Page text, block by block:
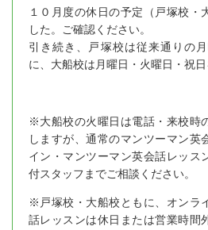
１０月度の休日の予定（戸塚校・
した。ご確認ください。
引き続き、戸塚校は従来通りの
に、大船校は月曜日・火曜日・祝日
※大船校の火曜日は電話・来校時
しますが、通常のマンツーマン英
イン・マンツーマン英会話レッス
付スタッフまでご相談ください。
※戸塚校・大船校ともに、オンラ
話レッスンは休日または営業時間